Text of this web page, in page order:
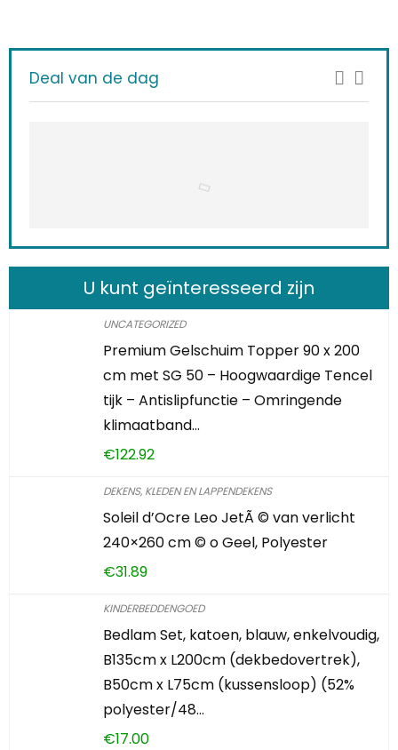
Deal van de dag
U kunt geïnteresseerd zijn
UNCATEGORIZED
Premium Gelschuim Topper 90 x 200
cm met SG 50 – Hoogwaardige Tencel
tijk – Antislipfunctie – Omringende
klimaatband…
€122.92
DEKENS, KLEDEN EN LAPPENDEKENS
Soleil d’Ocre Leo JetÃ © van verlicht
240×260 cm © o Geel, Polyester
€31.89
KINDERBEDDENGOED
Bedlam Set, katoen, blauw, enkelvoudig,
B135cm x L200cm (dekbedovertrek),
B50cm x L75cm (kussensloop) (52%
polyester/48…
€17.00